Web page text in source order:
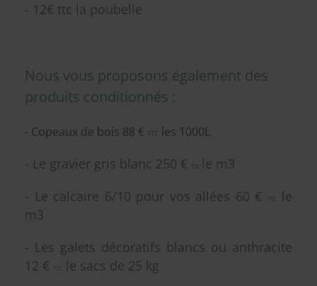
- 12€ ttc la poubelle
Nous vous proposons également des
produits conditionnés :
- Copeaux de bois 88 € TTC les 1000L
- Le gravier gris blanc 250 €
le m3
- Le calcaire 6/10 pour vos allées 60 €
le
m3
- Les galets décoratifs blancs ou anthracite
12 €
le sacs de 25 kg